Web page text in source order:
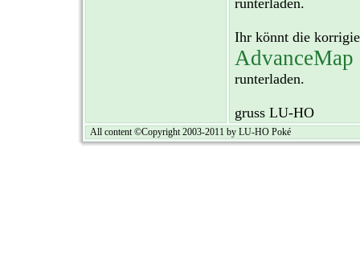
runterladen.
Ihr könnt die
AdvanceMap
runterladen.
gruss LU-HO
All content ©Copyright 2003-2011 by LU-HO Poké